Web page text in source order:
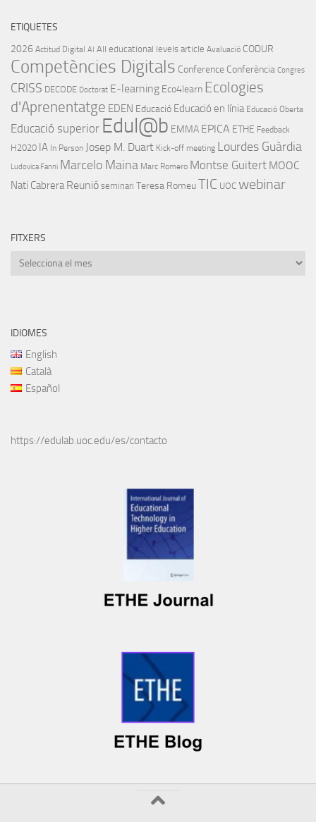
ETIQUETES
2026 Actitud Digital AI All educational levels article Avaluació CODUR
Competències Digitals Conference Conferència Congres
CRISS DECODE Doctorat E-learning Eco4learn Ecologies
d'Aprenentatge EDEN Educació Educació en línia Educació Oberta
Educació superior Edul@b EMMA EPICA ETHE Feedback
H2020 IA In Person Josep M. Duart Kick-off meeting Lourdes Guàrdia
Ludovica Fanni Marcelo Maina Marc Romero Montse Guitert MOOC
Nati Cabrera Reunió seminari Teresa RomeuTIC UOC webinar
FITXERS
Fitxers
IDIOMES
English
Català
Español
https://edulab.uoc.edu/es/contacto